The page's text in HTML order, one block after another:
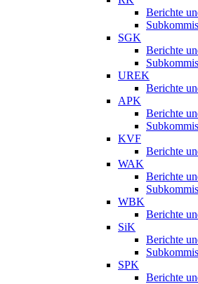
Berichte
SGK
Berichte
UREK
Berichte
APK
Berichte
KVF
Berichte
WAK
Berichte
WBK
Berichte
SiK
Berichte
SPK
Berichte